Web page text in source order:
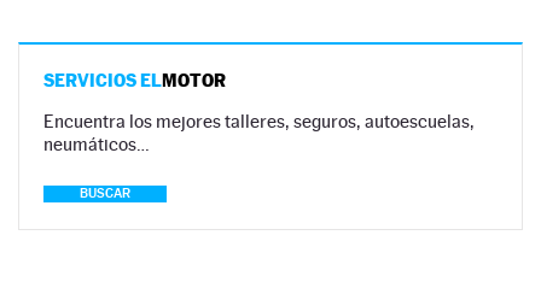
SERVICIOS ELMOTOR
Encuentra los mejores talleres, seguros, autoescuelas,
neumáticos…
BUSCAR